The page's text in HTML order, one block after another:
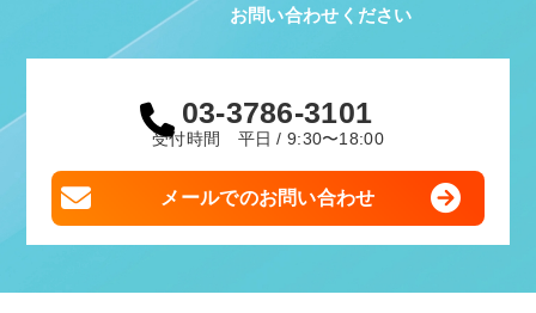
お問い合わせください
03-3786-3101
受付時間 平日 / 9:30〜18:00
メールでのお問い合わせ